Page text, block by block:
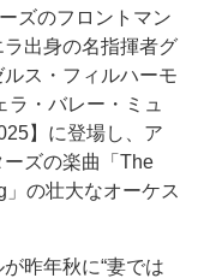
ズのフロントマン
出身の名指揮者グ
ス・フィルハーモ
・バレー・ミュ
】に登場し、ア
ズの楽曲「The
の壮大なオーケス
昨年秋に“妻では